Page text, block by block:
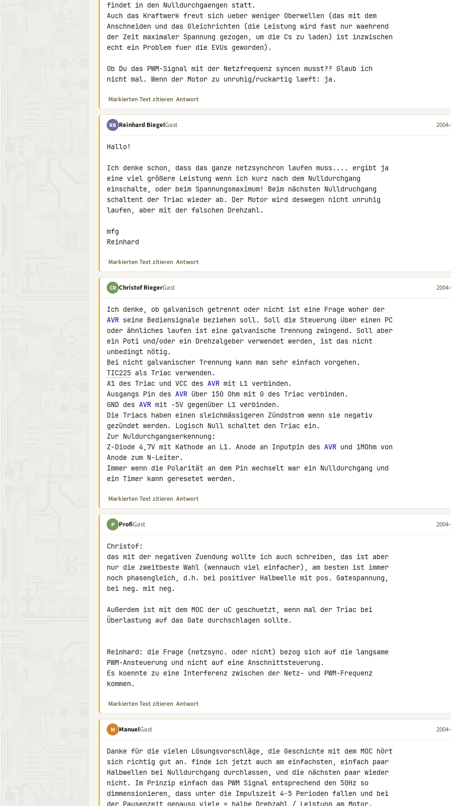
findet in den Nulldurchgaengen statt.
Auch das Kraftwerk freut sich ueber weniger Oberwellen (das mit dem
Anschneiden und das Gleichrichten (die Leistung wird fast nur waehrend
der Zeit maximaler Spannung gezogen, um die Cs zu laden) ist inzwischen
echt ein Problem fuer die EVUs geworden).
Ob Du das PWM-Signal mit der Netzfrequenz syncen musst?? Glaub ich
nicht mal. Wenn der Motor zu unruhig/ruckartig laeft: ja.
Markierten Text zitieren Antwort
RB Reinhard BiegelGast
Hallo!
Ich denke schon, dass das ganze netzsynchron laufen muss.... ergibt ja
eine viel größere Leistung wenn ich kurz nach dem Nulldurchgang
einschalte, oder beim Spannungsmaximum! Beim nächsten Nulldruchgang
schaltent der Triac wieder ab. Der Motor wird deswegen nicht unruhig
laufen, aber mit der falschen Drehzahl.
mfg
Reinhard
Markierten Text zitieren Antwort
CR Christof RiegerGast
AVR seine Bediensignale beziehen soll. Soll die Steuerung über einen PC
oder ähnliches laufen ist eine galvanische Trennung zwingend. Soll aber
ein Poti und/oder ein Drehzalgeber verwendet werden, ist das nicht
unbedingt nötig.
TIC225 als Triac verwenden.
A1 des Triac und VCC des AVR mit L1 verbinden.
Ausgangs Pin des AVR über 150 Ohm mit G des Triac verbinden.
GND des AVR mit -5V gegenüber L1 verbinden.
Die Triacs haben einen sleichmässigeren Zündstrom wenn sie negativ
gezündet werden. Logisch Null schaltet den Triac ein.
Zur Nuldurchgangserkennung:
Z-Diode 4,7V mit Kathode an L1. Anode an Inputpin des AVR und 1MOhm von
Anode zum N-Leiter.
Immer wenn die Polarität an dem Pin wechselt war ein Nulldurchgang und
ein Timer kann geresetet werden.
Markierten Text zitieren Antwort
P ProfiGast
Christof:
das mit der negativen Zuendung wollte ich auch schreiben, das ist aber
nur die zweitbeste Wahl (wennauch viel einfacher), am besten ist immer
noch phasengleich, d.h. bei positiver Halbwelle mit pos. Gatespannung,
bei neg. mit neg.
Außerdem ist mit dem MOC der uC geschuetzt, wenn mal der Triac bei
Überlastung auf das Gate durchschlagen sollte.
Reinhard: die Frage (netzsync. oder nicht) bezog sich auf die langsame
PWM-Ansteuerung und nicht auf eine Anschnittsteuerung.
Es koennte zu eine Interferenz zwischen der Netz- und PWM-Frequenz
kommen.
Markierten Text zitieren Antwort
M ManuelGast
Danke für die vielen Lösungsvorschläge, die Geschichte mit dem MOC hört
sich richtig gut an. finde ich jetzt auch am einfachsten, einfach paar
Halbwellen bei Nulldurchgang durchlassen, und die nächsten paar wieder
nicht. Im Prinzip einfach das PWM Signal entsprechend den 50Hz so
dimmensionieren, dass unter die Impulszeit 4-5 Perioden fallen und bei
der Pausenzeit genauso viele = halbe Drehzahl / Leistung am Motor.